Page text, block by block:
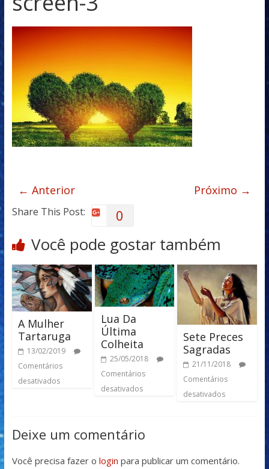
← Anterior Próximo →
Share This Post: 0
Você pode gostar também
A Mulher
Tartaruga
13/02/2019
Comentários
desativados
Lua Da
Última
Colheita
25/05/2018
Comentários
desativados
Sete Preces
Sagradas
21/11/2018
Comentários
desativados
Deixe um comentário
Você precisa fazer o login para publicar um comentário.